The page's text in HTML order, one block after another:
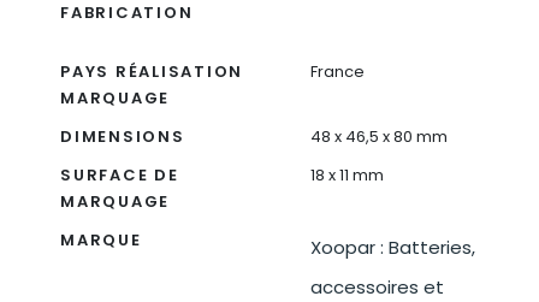
FABRICATION
PAYS RÉALISATION
MARQUAGE
France
DIMENSIONS
48 x 46,5 x 80 mm
SURFACE DE
MARQUAGE
18 x 11 mm
MARQUE
Xoopar : Batteries,
accessoires et